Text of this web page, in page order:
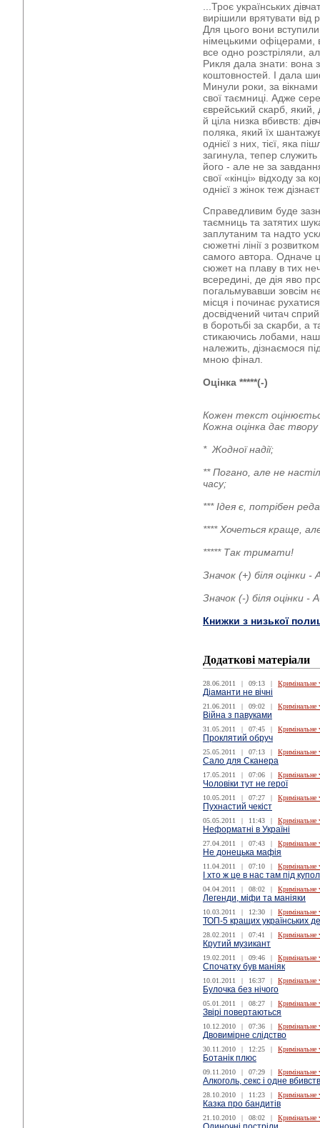
...Троє українських
вирішили врятувати від
Для цього вони
німецькими офіцерами,
все одно розстріляли,
Рикля дала знати: вона
коштовностей. І дала
Минули роки, за
свої таємниці. Адже
єврейський скарб, який,
й ціла низка вбивств:
поляка, який їх
однієї з них, тієї, яка
загинула, тепер
його - але не за
свої «кінці» відходу за
однієї з жінок теж
Справедливим буде
таємниць та затятих
заплутаним та надто
сюжетні лінії з
самого автора. Одначе
сюжет на плаву в тих
всередині, де дія яво
погальмувавши зовсім
місця і починає
досвідчений читач
в боротьбі за скарби, а
стикаючись лобами,
належить, дізнаємося
мною фінал.
Оцінка *****(-)
Кожен текст
Кожна оцінка дає
* Жодної надії;
** Погано, але не
часу;
*** Ідея є, потрібен
**** Хочеться краще,
***** Так тримати!
Значок (+) біля оцінки
Значок (-) біля оцінки
Книжки з низької
Додаткові матеріали
28.06.2011 | 09:13 | Кримінальне
Діаманти не вічні
21.06.2011 | 09:02 | Кримінальне
Війна з павуками
31.05.2011 | 07:45 | Кримінальне
Проклятий обруч
25.05.2011 | 07:13 | Кримінальне
Сало для Сканера
17.05.2011 | 07:06 | Кримінальне
Чоловіки тут не герої
10.05.2011 | 07:27 | Кримінальне
Пухнастий чекіст
05.05.2011 | 11:43 | Кримінальне
Неформатні в Україні
27.04.2011 | 07:43 | Кримінальне
Не донецька мафія
11.04.2011 | 07:10 | Кримінальне
І хто ж це в нас там під
04.04.2011 | 08:02 | Кримінальне
Легенди, міфи та маніяки
10.03.2011 | 12:30 | Кримінальне
ТОП-5 кращих українських
28.02.2011 | 07:41 | Кримінальне
Крутий музикант
19.02.2011 | 09:46 | Кримінальне
Спочатку був маніяк
10.01.2011 | 16:37 | Кримінальне
Булочка без нічого
05.01.2011 | 08:27 | Кримінальне
Звірі повертаються
10.12.2010 | 07:36 | Кримінальне
Двовимірне слідство
30.11.2010 | 12:25 | Кримінальне
Ботанік плюс
09.11.2010 | 07:29 | Кримінальне
Алкоголь, секс і одне
28.10.2010 | 11:23 | Кримінальне
Казка про бандитів
21.10.2010 | 08:02 | Кримінальне